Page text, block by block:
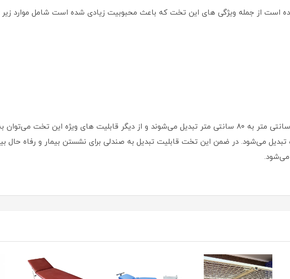
است از جمله ویژگی های این تخت که باعث محبوبیت زیادی شده است شامل موارد
این تخت ها دارای تنظیم ارتفاع می‌باشند که از ۳۵ سانتی متر به ۸۰ سانتی متر تبدیل می‌شوند و از دیگر قابلیت های ویژه این
می‌شود. در ضمن این تخت قابلیت تبدیل به صندلی برای نشستن بیمار و رفاه حال
می‌شود.